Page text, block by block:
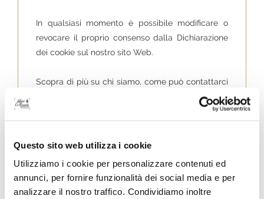
Questo sito web utilizza i cookie
Utilizziamo i cookie per personalizzare contenuti ed
annunci, per fornire funzionalità dei social media e per
analizzare il nostro traffico. Condividiamo inoltre
In qualsiasi momento è possibile modificare o
revocare il proprio consenso dalla Dichiarazione
dei cookie sul nostro sito Web.
Scopra di più su chi siamo, come può contattarci
e come trattiamo i dati personali nella nostra
www.labussoladimuggia.it
Il tuo stato attuale: Rifiuta.
Modifica consenso